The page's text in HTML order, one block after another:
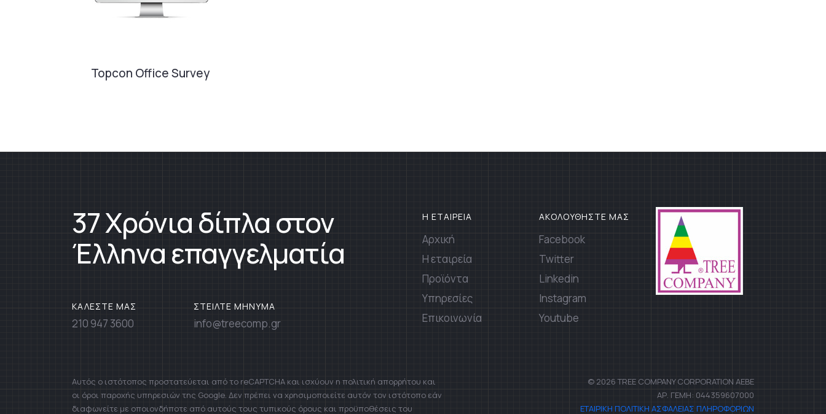
Topcon Office Survey
37 Χρόνια δίπλα στον
Έλληνα επαγγελματία
ΚΑΛΕΣΤΕ ΜΑΣ
210 947 3600
ΣΤΕΙΛΤΕ ΜΗΝΥΜΑ
info@treecomp.gr
Η ΕΤΑΙΡΕΙΑ
Αρχική
Η εταιρεία
Προϊόντα
Υπηρεσίες
Επικοινωνία
ΑΚΟΛΟΥΘΗΣΤΕ ΜΑΣ
Facebook
Twitter
Linkedin
Instagram
Youtube
Αυτός ο ιστότοπος προστατεύεται από το reCAPTCHA και ισχύουν η πολιτική απορρήτου και
οι όροι παροχής υπηρεσιών της Google. Δεν πρέπει να χρησιμοποιείτε αυτόν τον ιστότοπο εάν
διαφωνείτε με οποιονδήποτε από αυτούς τους τυπικούς όρους και προϋποθέσεις του
© 2026 TREE COMPANY CORPORATION AEBE
ΑΡ. ΓΕΜΗ: 044359607000
ΕΤΑΙΡΙΚΗ ΠΟΛΙΤΙΚΗ ΑΣΦΑΛΕΙΑΣ ΠΛΗΡΟΦΟΡΙΩΝ